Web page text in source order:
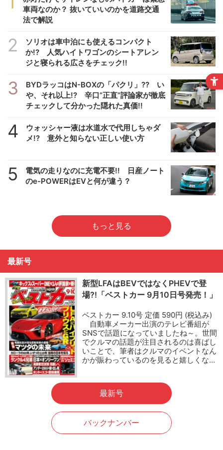
車両なのか？ 抜いていいのかを道路交通
法で解説
2
ソリオは車中泊にも使えるコンパクト
か!? 人気ハイトワゴンのシートアレン
ジと寝られる広さをチェック!!
3
BYDラッコはN-BOXの「パクリ」?? い
や、それ以上!? 辛口”正直”評論家が徹底
チェックして分かった隠れた真価!!
4
ウォッシャー液は水道水で代用しちゃダ
メ!? 意外と知らない正しい使い方
5
電気の走りなのに充電不要!! 日産ノート
のe-POWERはEVと何が違う？
もっと見る
最新号
新型LFAはBEVではなくPHEVで登
場?!「ベストカー 9月10日号発売！」
ベストカー 9.10号 定価 590円 (税込み)
自動車メーカー出演のテレビ番組が
SNSで話題になっていましたね～。世間
でクルマの話題が注目されるのは喜ばし
いことで、筆者はクルマのイベントなん
かが賑わっているのを見ると嬉しくな…
最新号
バックナンバー